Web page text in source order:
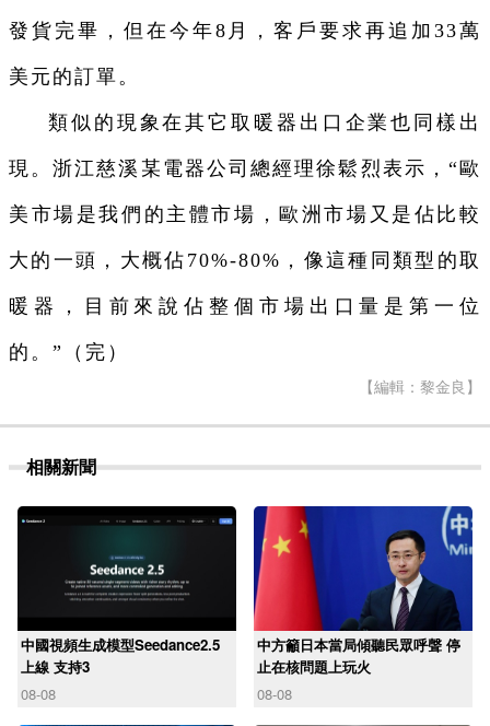
發貨完畢，但在今年8月，客戶要求再追加33萬
美元的訂單。
類似的現象在其它取暖器出口企業也同樣出
現。浙江慈溪某電器公司總經理徐鬆烈表示，“歐
美市場是我們的主體市場，歐洲市場又是佔比較
大的一頭，大概佔70%-80%，像這種同類型的取
暖器，目前來說佔整個市場出口量是第一位
的。”（完）
【編輯：黎金良】
相關新聞
中國視頻生成模型Seedance2.5
上線 支持3
08-08
中方籲日本當局傾聽民眾呼聲 停
止在核問題上玩火
08-08